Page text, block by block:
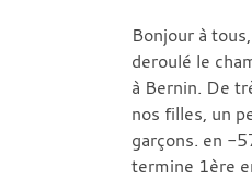
Bonjour à
deroulé le
à Bernin. De
nos filles, un
garçons. en -
termine 1ère